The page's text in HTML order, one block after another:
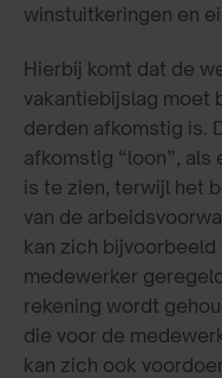
winstuitkeringen en
Hierbij komt dat de
vakantiebijslag moet
derden afkomstig is.
afkomstig “loon”,
is te zien, terwijl het
van de
kan zich
medewerker
rekening wordt
die voor de
kan zich ook